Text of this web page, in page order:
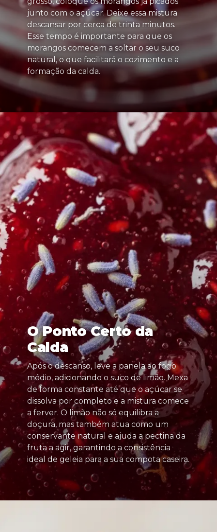
junto com o açúcar. Deixe essa mistura
descansar por cerca de trinta minutos.
Esse tempo é importante para que os
morangos comecem a soltar o seu suco
natural, o que facilitará o cozimento e a
formação da calda.
O Ponto Certo da
Calda
Após o descanso, leve a panela ao fogo
médio, adicionando o suco de limão. Mexa
de forma constante até que o açúcar se
dissolva por completo e a mistura comece
a ferver. O limão não só equilibra a
doçura, mas também atua como um
conservante natural e ajuda a pectina da
fruta a agir, garantindo a consistência
ideal de geleia para a sua compota caseira.